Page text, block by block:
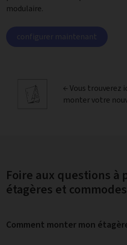
modulaire.
configurer maintenant
← Vous trouverez
monter votre
Foire aux questions à
étagères et commodes
Comment monter mon